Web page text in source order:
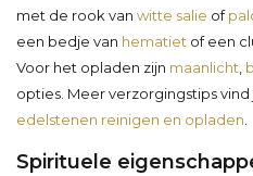
met de rook van witte salie of
een bedje van hematiet of een
Voor het opladen zijn maanlicht
opties. Meer verzorgingstips
edelstenen reinigen en opladen
Spirituele